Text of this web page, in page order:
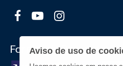
Formas de Pagamento
Aviso de uso de